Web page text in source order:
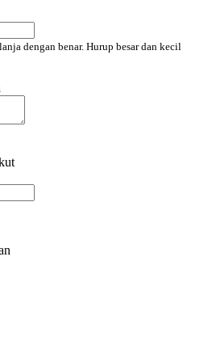
dengan benar. Hurup besar dan kecil